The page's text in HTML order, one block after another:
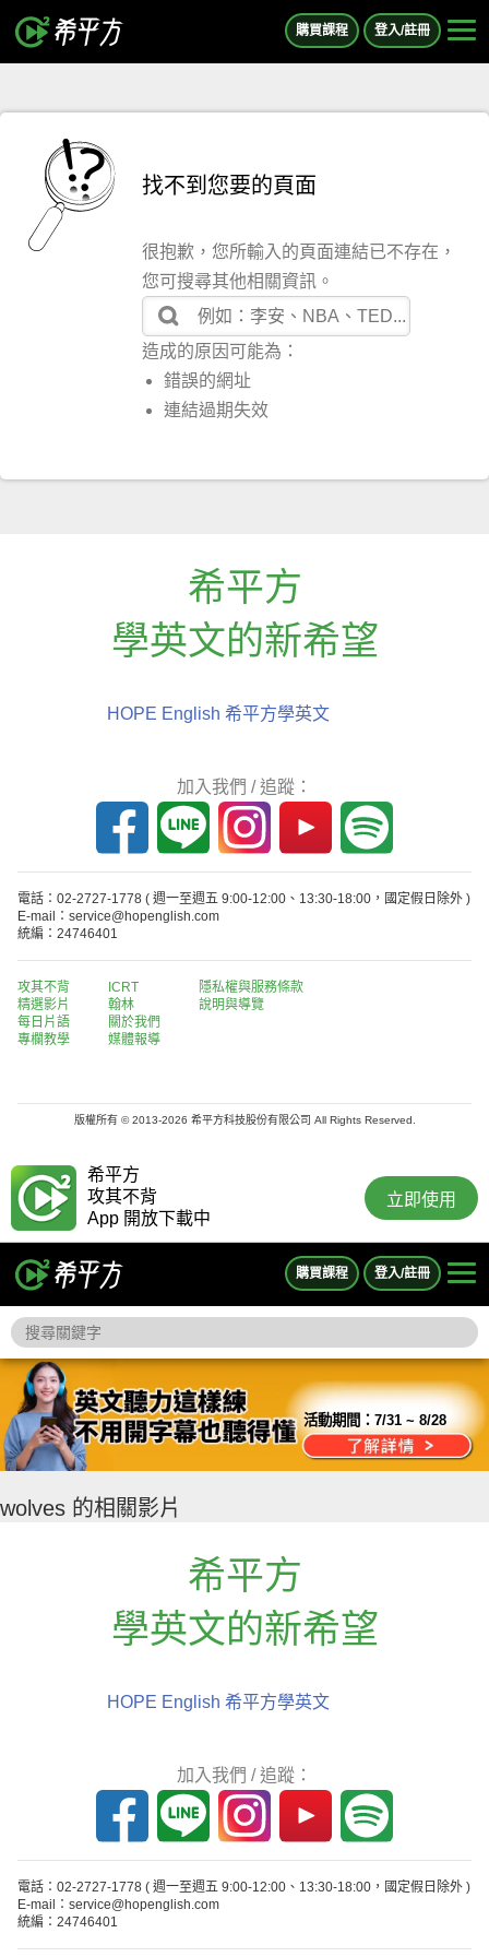
購買課程 登入/註冊
找不到您要的頁面
很抱歉，您所輸入的頁面連結已不存在，
您可搜尋其他相關資訊。
造成的原因可能為：
錯誤的網址
連結過期失效
希平方
學英文的新希望
HOPE English 希平方學英文
加入我們 / 追蹤：
電話：02-2727-1778 ( 週一至週五 9:00-12:00、13:30-18:00，國定假日除外 )
E-mail：service@hopenglish.com
統編：24746401
攻其不背
精選影片
每日片語
專欄教學
ICRT
翰林
關於我們
媒體報導
隱私權與服務條款
說明與導覽
版權所有 © 2013-2026 希平方科技股份有限公司 All Rights Reserved.
希平方
攻其不背
App 開放下載中
立即使用
購買課程 登入/註冊
活動期間： 7/31 ~ 8/28
wolves 的相關影片
希平方
學英文的新希望
HOPE English 希平方學英文
加入我們 / 追蹤：
電話：02-2727-1778 ( 週一至週五 9:00-12:00、13:30-18:00，國定假日除外 )
E-mail：service@hopenglish.com
統編：24746401